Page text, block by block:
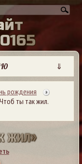
йт
0165
⇓
рождения
Чтоб ты так жил.
жил»